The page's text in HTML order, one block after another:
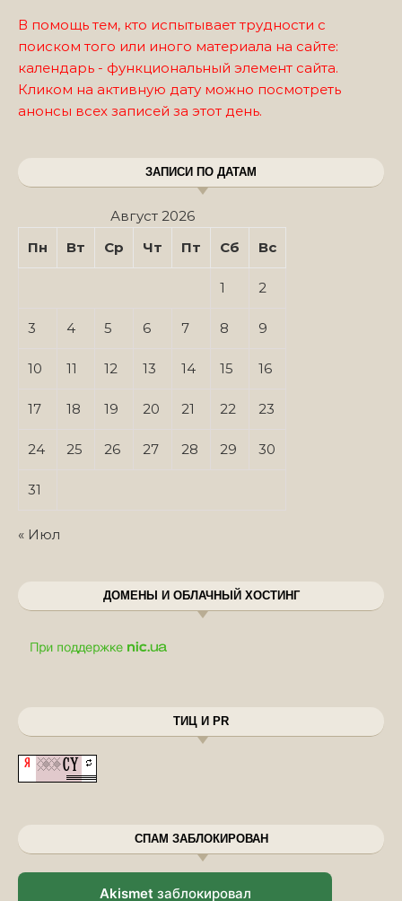
В помощь тем, кто испытывает трудности с
поиском того или иного материала на сайте:
календарь - функциональный элемент сайта.
Кликом на активную дату можно посмотреть
анонсы всех записей за этот день.
ЗАПИСИ ПО ДАТАМ
Август 2026
Пн
Вт Ср Чт Пт Сб Вс
1 2
3 4 5 6 7 8 9
10 11 12 13 14 15 16
17 18 19 20 21 22 23
24 25 26 27 28 29 30
31
« Июл
ДОМЕНЫ И ОБЛАЧНЫЙ ХОСТИНГ
ТИЦ И PR
СПАМ ЗАБЛОКИРОВАН
Akismet заблокировал